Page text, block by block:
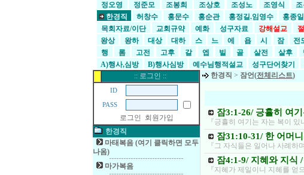
정오영
정준모 조봉희 조상호 조성노 조영식 조
한경직
허창수 홍문수 홍순관 홍정길.임영수 홍종일
목회자료/이단
교회규약 예화 성구자료 강해설교
왕상
왕하 대상 대하 스 느 에 욥 시 잠 전
행
롬 고전 고후 갈 엡 빌 골 살전 살후
A)행사,심방
B)행사심방 예수님행적설교 성구단어찾기
:: 로그인 ::
ID
PASS
로그인
회원가입
한경직
마태복음 (여기 클릭하면 모두
나옴)
마가복음
한경직 > 잠언(전체리스트)
잠3:1-26/ 긍휼히 여
『긍휼히 여기는 자는 복이
잠31:10-31/ 한 어머
『그 자식들은 일어나 사례
잠4:1-9/ 지혜와 지식
『지혜가 제일이니 지혜를